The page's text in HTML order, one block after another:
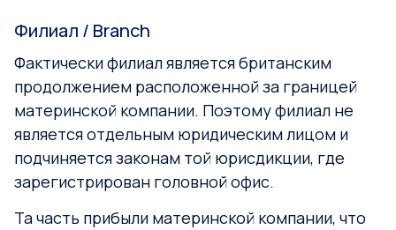
Филиал / Branch
Фактически филиал является британским
продолжением расположенной за границей
материнской компании. Поэтому филиал не
является отдельным юридическим лицом и
подчиняется законам той юрисдикции, где
зарегистрирован головной офис.
Та часть прибыли материнской компании, что